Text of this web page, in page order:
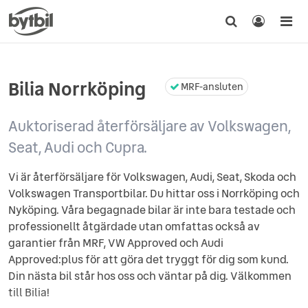
Bilia Norrköping MRF-ansluten
Auktoriserad återförsäljare av Volkswagen,
Seat, Audi och Cupra.
Vi är återförsäljare för Volkswagen, Audi, Seat, Skoda och
Volkswagen Transportbilar. Du hittar oss i Norrköping och
Nyköping. Våra begagnade bilar är inte bara testade och
professionellt åtgärdade utan omfattas också av
garantier från MRF, VW Approved och Audi
Approved:plus för att göra det tryggt för dig som kund.
Din nästa bil står hos oss och väntar på dig. Välkommen
till Bilia!